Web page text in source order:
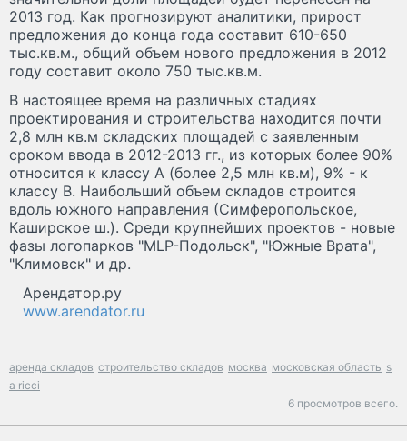
2013 год. Как прогнозируют аналитики, прирост
предложения до конца года составит 610-650
тыс.кв.м., общий объем нового предложения в 2012
году составит около 750 тыс.кв.м.
В настоящее время на различных стадиях
проектирования и строительства находится почти
2,8 млн кв.м складских площадей с заявленным
сроком ввода в 2012-2013 гг., из которых более 90%
относится к классу А (более 2,5 млн кв.м), 9% - к
классу В. Наибольший объем складов строится
вдоль южного направления (Симферопольское,
Каширское ш.). Среди крупнейших проектов - новые
фазы логопарков "MLP-Подольск", "Южные Врата",
"Климовск" и др.
Арендатор.ру
www.arendator.ru
аренда складов строительство складов москва московская область s
a ricci
6 просмотров всего.